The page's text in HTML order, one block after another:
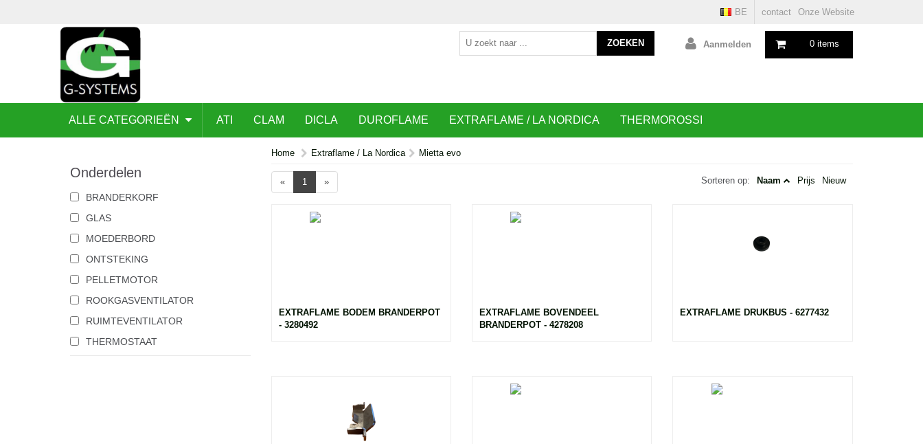
contact Onze Website
BE
0 items
Aanmelden
ZOEKEN
ALLE CATEGORIEËN ATI CLAM DICLA DUROFLAME EXTRAFLAME / LA NORDICA THERMOROSSI
Onderdelen
BRANDERKORF
GLAS
MOEDERBORD
ONTSTEKING
PELLETMOTOR
ROOKGASVENTILATOR
RUIMTEVENTILATOR
THERMOSTAAT
Home Extraflame / La Nordica Mietta evo
« 1 » Sorteren op: Naam Prijs Nieuw
EXTRAFLAME BODEM BRANDERPOT
- 3280492
EXTRAFLAME BOVENDEEL
BRANDERPOT - 4278208
EXTRAFLAME DRUKBUS - 6277432